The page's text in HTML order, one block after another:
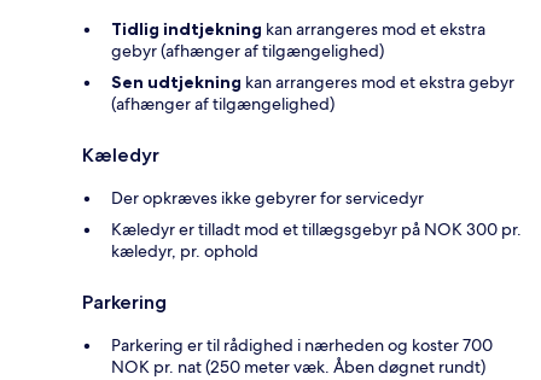
Tidlig indtjekning kan arrangeres mod et ekstra
gebyr (afhænger af tilgængelighed)
Sen udtjekning kan arrangeres mod et ekstra gebyr
(afhænger af tilgængelighed)
Kæledyr
Der opkræves ikke gebyrer for servicedyr
Kæledyr er tilladt mod et tillægsgebyr på NOK 300 pr.
kæledyr, pr. ophold
Parkering
Parkering er til rådighed i nærheden og koster 700
NOK pr. nat (250 meter væk. Åben døgnet rundt)